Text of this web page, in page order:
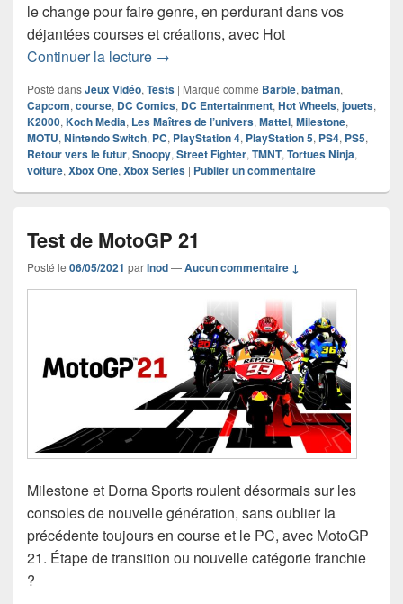
le change pour faire genre, en perdurant dans vos
déjantées courses et créations, avec Hot
Continuer la lecture Chronique jeu vidéo Hot Wheels
→
Posté dansJeux Vidéo, Tests | Marqué comme Barbie, batman,
Capcom, course, DC Comics, DC Entertainment, Hot Wheels, jouets,
K2000, Koch Media, Les Maîtres de l’univers, Mattel, Milestone,
MOTU, Nintendo Switch, PC, PlayStation 4, PlayStation 5, PS4, PS5,
Retour vers le futur, Snoopy, Street Fighter, TMNT, Tortues Ninja,
voiture, Xbox One, Xbox Series | Publier un commentaire
Test de MotoGP 21
Posté le 06/05/2021 parInod—Aucun commentaire ↓
Milestone et Dorna Sports roulent désormais sur les
consoles de nouvelle génération, sans oublier la
précédente toujours en course et le PC, avec MotoGP
21. Étape de transition ou nouvelle catégorie franchie
?